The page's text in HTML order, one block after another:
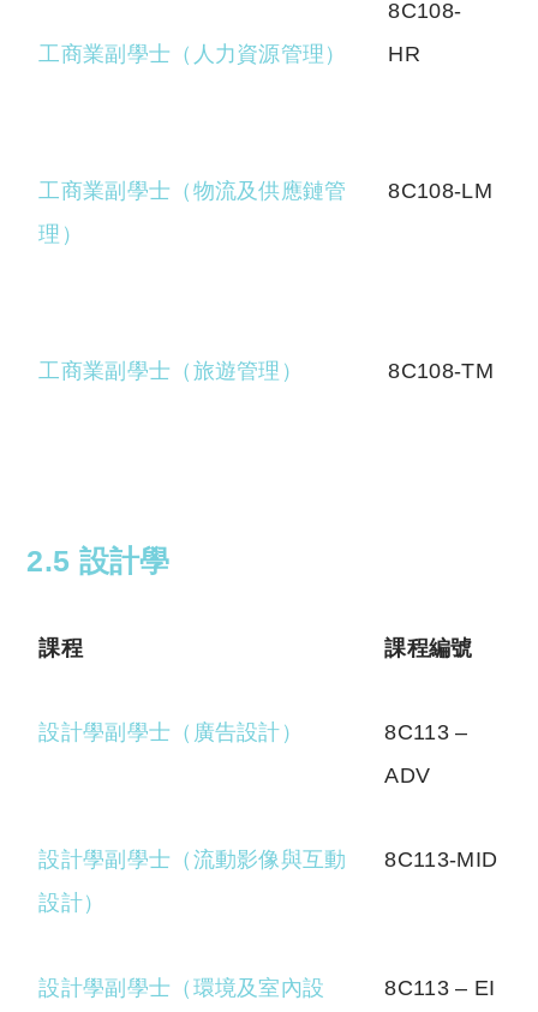
工商業副學士（人力資源管理）
8C108-
HR
工商業副學士（物流及供應鏈管
理）
8C108-LM
工商業副學士（旅遊管理） 8C108-TM
2.5 設計學
課程 課程編號
設計學副學士（廣告設計）
8C113 –
ADV
設計學副學士（流動影像與互動
設計）
8C113-MID
設計學副學士（環境及室內設
8C113 – EI